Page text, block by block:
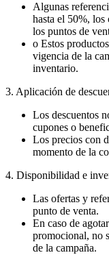
Algunas
hasta el 50%, los
los puntos de
o Estos
vigencia de la
inventario.
3. Aplicación de
Los descuentos
cupones o
Los precios con
momento de la
4. Disponibilidad e
Las ofertas y
punto de venta.
En caso de
promocional, no
de la campaña.